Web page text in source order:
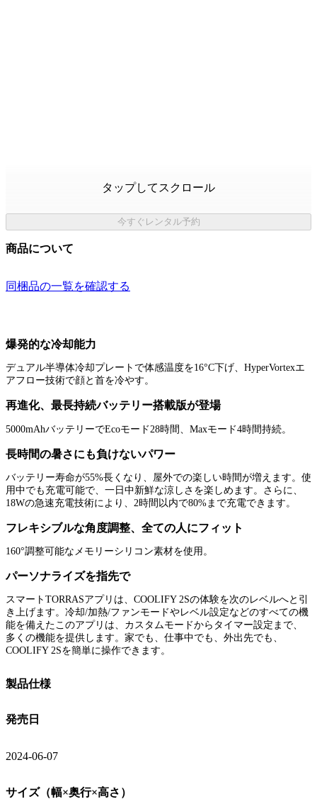
タップしてスクロール
今すぐレンタル予約
商品について
同梱品の一覧を確認する
爆発的な冷却能力
デュアル半導体冷却プレートで体感温度を16°C下げ、HyperVortexエ
アフロー技術で顔と首を冷やす。
再進化、最長持続バッテリー搭載版が登場
5000mAhバッテリーでEcoモード28時間、Maxモード4時間持続。
長時間の暑さにも負けないパワー
バッテリー寿命が55%長くなり、屋外での楽しい時間が増えます。使
用中でも充電可能で、一日中新鮮な涼しさを楽しめます。さらに、
18Wの急速充電技術により、2時間以内で80%まで充電できます。
フレキシブルな角度調整、全ての人にフィット
160°調整可能なメモリーシリコン素材を使用。
パーソナライズを指先で
スマートTORRASアプリは、COOLIFY 2Sの体験を次のレベルへと引
き上げます。冷却/加熱/ファンモードやレベル設定などのすべての機
能を備えたこのアプリは、カスタムモードからタイマー設定まで、
多くの機能を提供します。家でも、仕事中でも、外出先でも、
COOLIFY 2Sを簡単に操作できます。
製品仕様
発売日
2024-06-07
サイズ（幅×奥行×高さ）